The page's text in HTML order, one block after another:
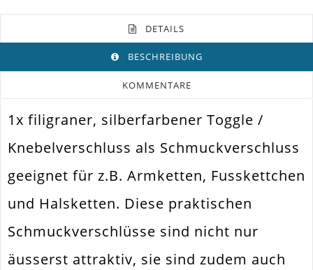
DETAILS
BESCHREIBUNG
KOMMENTARE
Farbe Silber
Funktion Schmuckverschluss
Spezifikation
Knebelverschluss /
Armband. Fußkettchen.
Halskette
21x18x3mm
1x filigraner, silberfarbener Toggle /
Knebelverschluss als Schmuckverschluss
geeignet für z.B. Armketten, Fusskettchen
und Halsketten. Diese praktischen
Schmuckverschlüsse sind nicht nur
äusserst attraktiv, sie sind zudem auch